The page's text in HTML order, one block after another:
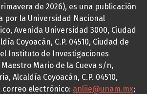
de 2026), es una publicación
por la Universidad Nacional
Avenida Universidad 3000, Ciudad
Coyoacán, C.P. 04510, Ciudad de
Instituto de Investigaciones
Mario de la Cueva s/n,
Alcaldía Coyoacán, C.P. 04510,
correo electrónico: anliie@unam.mx;